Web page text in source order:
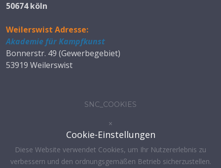
50674 köln
Weilerswist Adresse:
Akademie für Kampfkunst
Bonnerstr. 49 (Gewerbegebiet)
53919 Weilerswist
SNC_COOKIES
×
Cookie-Einstellungen
Diese Website verwendet Cookies, um Ihr Nutzererlebnis zu
verbessern und den ordnungsgemäßen Betrieb sicherzustellen.